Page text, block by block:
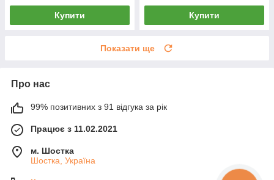
Купити Купити
Показати ще
Про нас
99% позитивних з 91 відгука за рік
Працює з 11.02.2021
м. Шостка
Шостка, Україна